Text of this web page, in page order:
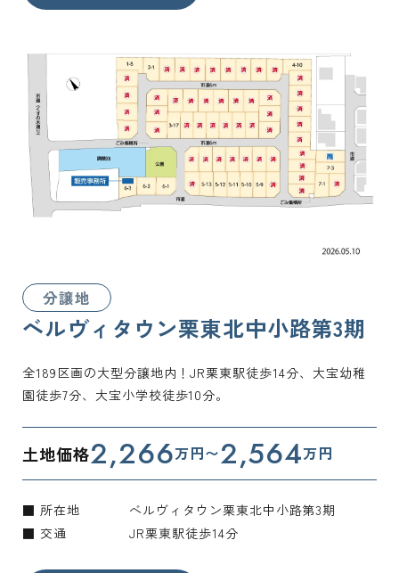
分譲地
ベルヴィタウン栗東北中小路第3期
全189区画の大型分譲地内！JR栗東駅徒歩14分、大宝幼稚
園徒歩7分、大宝小学校徒歩10分。
土地価格2,266万円〜2,564万円
■ 所在地
ベルヴィタウン栗東北中小路第3期
■ 交通
JR栗東駅徒歩14分